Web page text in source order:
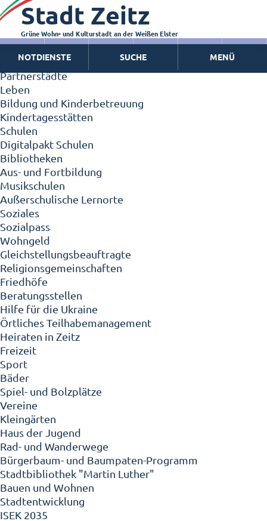
Zeitz - Die Kleinstadt
Willkommen in Zeitz!
Interview mit Oberbürgermeister Christian Thieme
Zeitz - Stadt der Zukunft
Ortschaften
Partnerstädte
Leben
Bildung und Kinderbetreuung
Kindertagesstätten
Schulen
Digitalpakt Schulen
Bibliotheken
Aus- und Fortbildung
Musikschulen
Außerschulische Lernorte
Soziales
Sozialpass
Wohngeld
Gleichstellungsbeauftragte
Religionsgemeinschaften
Friedhöfe
Beratungsstellen
Hilfe für die Ukraine
Örtliches Teilhabemanagement
Heiraten in Zeitz
Freizeit
Sport
Bäder
Spiel- und Bolzplätze
Vereine
Kleingärten
Haus der Jugend
Rad- und Wanderwege
Bürgerbaum- und Baumpaten-Programm
Stadtbibliothek "Martin Luther"
Bauen und Wohnen
Stadtentwicklung
ISEK 2035
Stadt Zeitz
Grüne Wohn- und Kulturstadt an der Weißen Elster
NOTDIENSTE SUCHE MENÜ